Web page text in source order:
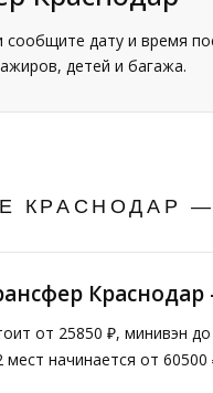
дату и время
детей и багажа.
КРАСНОДАР
от 25850 ₽, минивэн
начинается от